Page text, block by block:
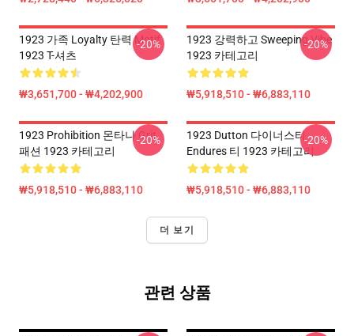
1923 가족 Loyalty 탄력 Motif
1923 T-셔츠
₩3,651,700 - ₩4,202,900
-20%
1923 강력하고 Sweeping Vibe
1923 카테고리
₩5,918,510 - ₩6,883,110
-20%
1923 Prohibition 몬타나 Grit
패션 1923 카테고리
₩5,918,510 - ₩6,883,110
-20%
1923 Dutton 다이너스티
Endures 티 1923 카테고리
₩5,918,510 - ₩6,883,110
-20%
더 보기
관련 상품